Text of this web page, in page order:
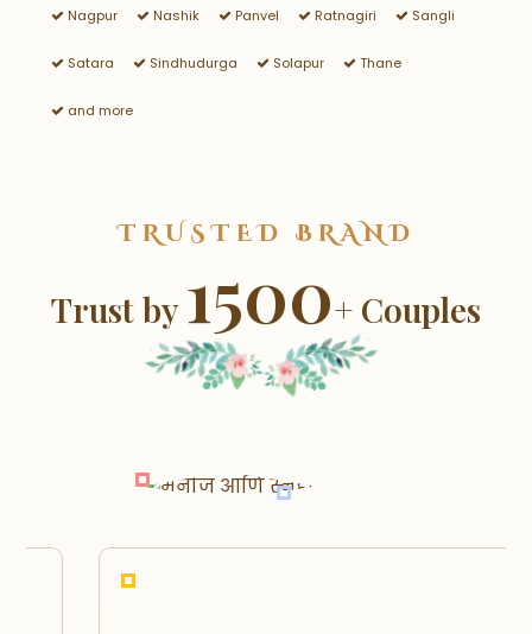
Nagpur Nashik Panvel Ratnagiri Sangli
Satara Sindhudurga Solapur Thane
and more
TRUSTED BRAND
Trust by1500+ Couples